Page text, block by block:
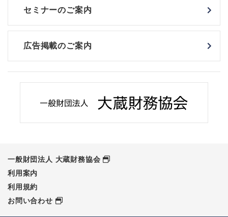
セミナーのご案内
広告掲載のご案内
一般財団法人 大蔵財務協会
利用案内
利用規約
お問い合わせ